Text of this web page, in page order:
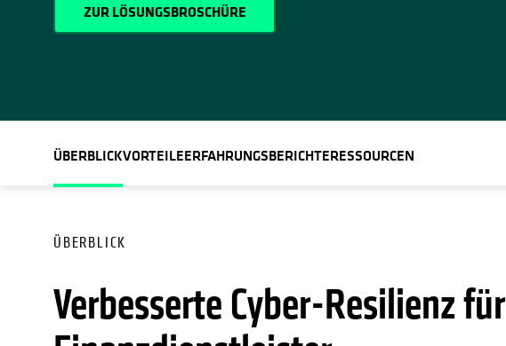
ZUR LÖSUNGSBROSCHÜRE
ÜBERBLICKVORTEILEERFAHRUNGSBERICHTERESSOURCEN
ÜBERBLICK
Verbesserte Cyber-Resilienz für